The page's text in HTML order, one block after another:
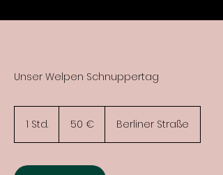
Unser Welpen Schnuppertag
1 Std.
d
50 € Berliner Straße